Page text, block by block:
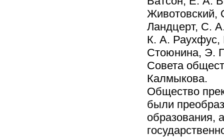
Животовский,
Ландцерт, С.
К. А.
Стоюнина, Э.
Совета
Калмыкова.
Общество
были
образования,